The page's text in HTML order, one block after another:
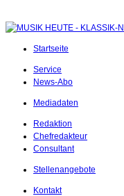
Startseite
Service
News-Abo
Mediadaten
Redaktion
Chefredakteur
Consultant
Stellenangebote
Kontakt